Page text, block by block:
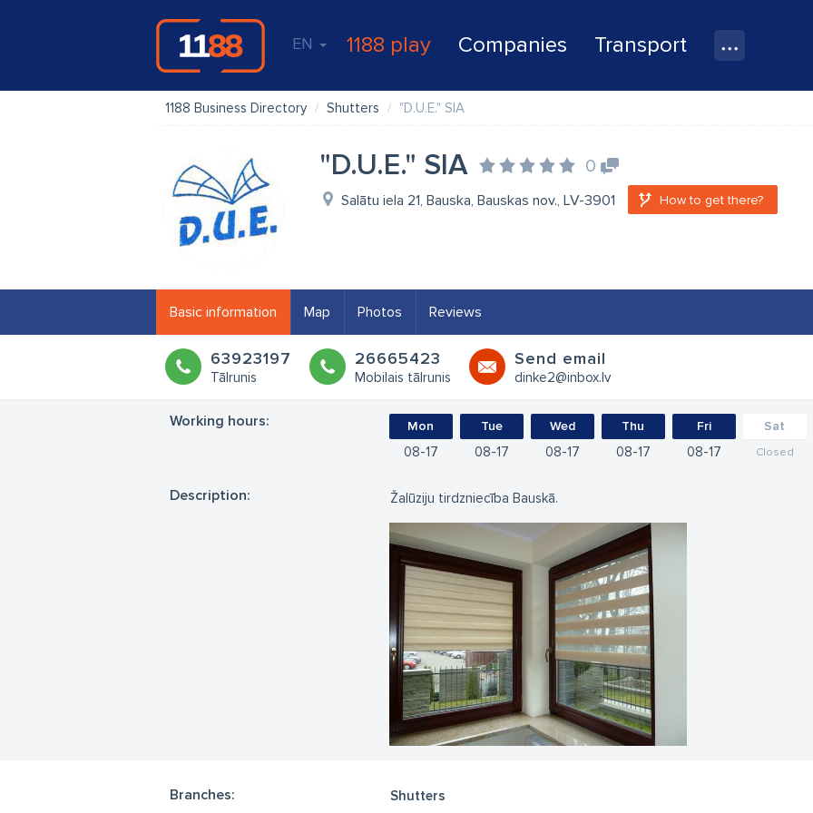
EN 1188 play Companies Transport
1188 Business Directory Shutters "D.U.E." SIA
"D.U.E." SIA 0
Salātu iela 21, Bauska, Bauskas nov., LV-3901 How to get there?
Basic information Map Photos Reviews
63923197
Tālrunis
26665423
Mobilais tālrunis
Send email
dinke2@inbox.lv
Working hours: Mon
08 17
Tue
08 17
Wed
08 17
Thu
08 17
Fri
08 17
Sat
Closed
Description: Žalūziju tirdzniecība Bauskā.
Branches:
Shutters